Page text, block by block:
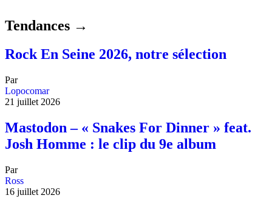
Tendances →
Rock En Seine 2026, notre sélection
Par
Lopocomar
21 juillet 2026
Mastodon – « Snakes For Dinner » feat.
Josh Homme : le clip du 9e album
Par
Ross
16 juillet 2026